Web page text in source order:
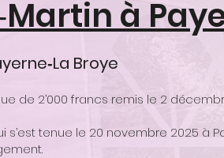
à
Broye
de 2’000 francs remis le 2
s’est tenue le 20 novembre 2025 à